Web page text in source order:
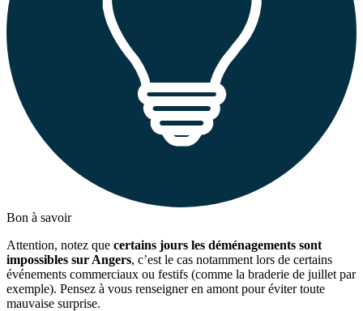
Bon à savoir
Attention, notez que certains jours les déménagements sont
impossibles sur Angers, c’est le cas notamment lors de certains
événements commerciaux ou festifs (comme la braderie de juillet par
exemple). Pensez à vous renseigner en amont pour éviter toute
mauvaise surprise.